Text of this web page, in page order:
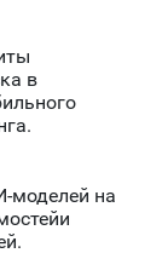
в
моделей на